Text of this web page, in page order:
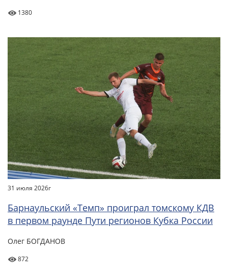
1380
31 июля 2026г
Барнаульский «Темп» проиграл томскому КДВ
в первом раунде Пути регионов Кубка России
Олег БОГДАНОВ
872